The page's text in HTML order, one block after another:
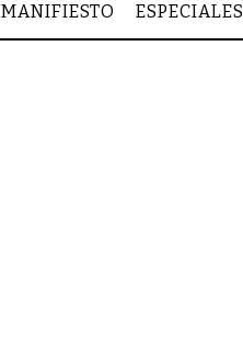
MANIFIESTO ESPECIALES